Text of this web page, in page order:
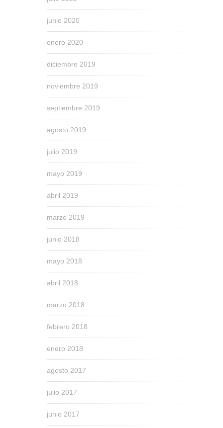
junio 2020
enero 2020
diciembre 2019
noviembre 2019
septiembre 2019
agosto 2019
julio 2019
mayo 2019
abril 2019
marzo 2019
junio 2018
mayo 2018
abril 2018
marzo 2018
febrero 2018
enero 2018
agosto 2017
julio 2017
junio 2017